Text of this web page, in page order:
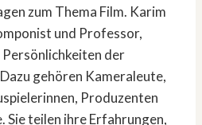
zum Thema Film. Karim
und Professor,
der
gehören Kameraleute,
Produzenten
Sie teilen ihre Erfahrungen,